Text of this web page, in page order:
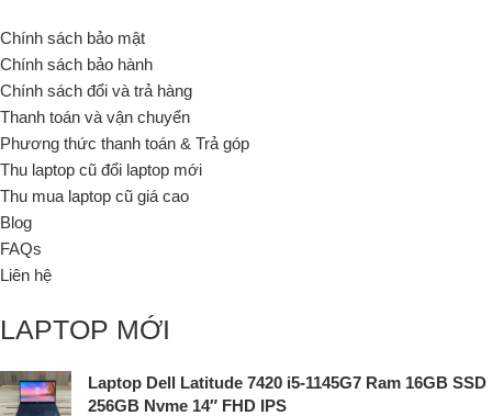
Chính sách bảo mật
Chính sách bảo hành
Chính sách đổi và trả hàng
Thanh toán và vận chuyển
Phương thức thanh toán & Trả góp
Thu laptop cũ đổi laptop mới
Thu mua laptop cũ giá cao
Blog
FAQs
Liên hệ
LAPTOP MỚI
Laptop Dell Latitude 7420 i5-1145G7 Ram 16GB SSD
256GB Nvme 14″ FHD IPS